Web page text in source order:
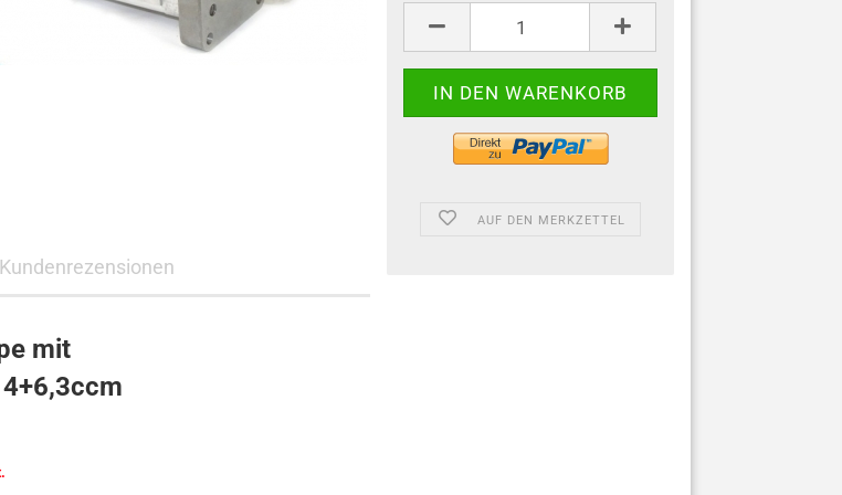
AUF DEN MERKZETTEL
Kundenrezensionen
mit